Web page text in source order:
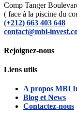
Comp Tanger
( face à la piscine du
(+212) 663 403 648
contact@mbi-
Rejoignez-nous
Liens utils
A propos MBI
Blog et News
Contactez-nous